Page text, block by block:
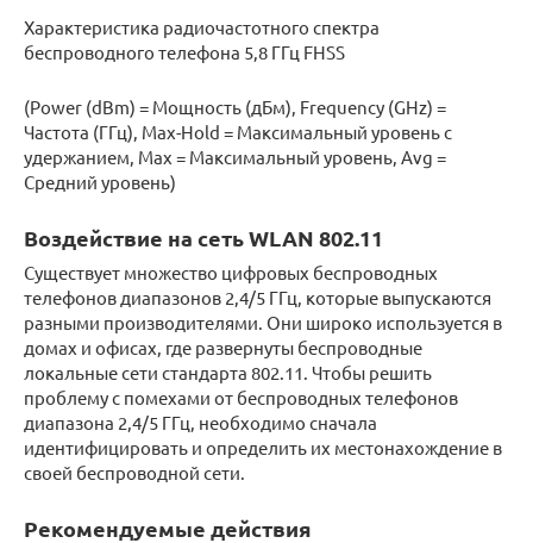
Характеристика радиочастотного спектра
беспроводного телефона 5,8 ГГц FHSS
(Power (dBm) = Мощность (дБм), Frequency (GHz) =
Частота (ГГц), Max-Hold = Максимальный уровень с
удержанием, Max = Максимальный уровень, Avg =
Средний уровень)
Воздействие на сеть WLAN 802.11
Существует множество цифровых беспроводных
телефонов диапазонов 2,4/5 ГГц, которые выпускаются
разными производителями. Они широко используется в
домах и офисах, где развернуты беспроводные
локальные сети стандарта 802.11. Чтобы решить
проблему с помехами от беспроводных телефонов
диапазона 2,4/5 ГГц, необходимо сначала
идентифицировать и определить их местонахождение в
своей беспроводной сети.
Рекомендуемые действия